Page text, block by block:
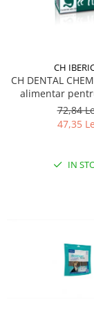
CH
CH DENTAL
alimentar
pisici,
prevenirea
bacteriene si a
72,84
47,35
IN